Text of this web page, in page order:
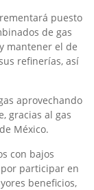
puesto
de gas
mantener el de
refinerías, así
aprovechando
gracias al gas
México.
con bajos
participar en
beneficios,